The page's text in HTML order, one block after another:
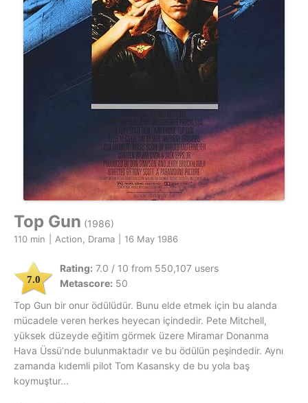
Top Gun (1986)
110 min Action, Drama 16 May 1986
7.0
Rating: 7.0 / 10 from 550,107 users
Metascore: 50
Top Gun bir onur ödülüdür. Bunu elde etmek için bu alanda
mücadele veren herkes heyecan içindedir. Pete Mitchell,
yüksek düzeyde eğitim görmek üzere Miramar Donanma
Hava Üssü’nde bulunmaktadır ve bu ödülün peşindedir. Aynı
zamanda kıdemli pilot Tom Kasansky de bu yola baş
koymuştur...